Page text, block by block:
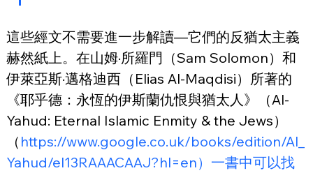
這些經文不需要進一步解讀—它們的反猶太主義
赫然紙上。在山姆·所羅門（Sam Solomon）和
伊萊亞斯·邁格迪西（Elias Al-Maqdisi）所著的
《耶乎德：永恆的伊斯蘭仇恨與猶太人》（Al-
Yahud: Eternal Islamic Enmity & the Jews）
（ https://www.google.co.uk/books/edition/Al_
Yahud/el13RAAACAAJ?hl=en）一書中可以找